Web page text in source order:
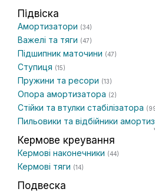
Підвіска
Амортизатори (34)
Важелі та тяги (47)
Підшипник маточини (47)
Ступиця (15)
Пружини та ресори (13)
Опора амортизатора (2)
Стійки та втулки стабілізатора
Пильовики та відбійники
Кермове креування
Кермові наконечники (44)
Кермові тяги (14)
Подвеска